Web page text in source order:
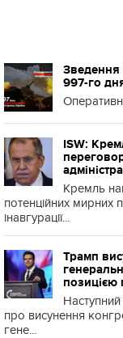
Зведення
997-го
ISW:
Кремль
потенційних мирних
інавгурації...
Трамп
позицією
про висунення
гене...